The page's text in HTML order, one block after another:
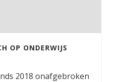
OP ONDERWIJS
2018 onafgebroken